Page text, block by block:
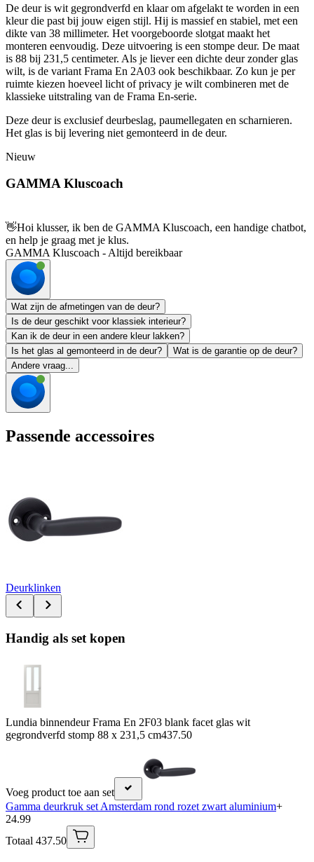
De deur is wit gegrondverfd en klaar om afgelakt te worden in een
kleur die past bij jouw eigen stijl. Hij is massief en stabiel, met een
dikte van 38 millimeter. Het voorgeboorde slotgat maakt het
monteren eenvoudig. Deze uitvoering is een stompe deur. De maat
is 88 bij 231,5 centimeter. Als je liever een dichte deur zonder glas
wilt, is de variant Frama En 2A03 ook beschikbaar. Zo kun je per
ruimte kiezen hoeveel licht of privacy je wilt combineren met de
klassieke uitstraling van de Frama En-serie.
Deze deur is exclusief deurbeslag, paumellegaten en scharnieren.
Het glas is bij levering niet gemonteerd in de deur.
Nieuw
GAMMA Kluscoach
👋Hoi klusser, ik ben de GAMMA Kluscoach, een handige chatbot,
en help je graag met je klus.
GAMMA Kluscoach - Altijd bereikbaar
Wat zijn de afmetingen van de deur?
Is de deur geschikt voor klassiek interieur?
Kan ik de deur in een andere kleur lakken?
Is het glas al gemonteerd in de deur?
Wat is de garantie op de deur?
Andere vraag...
Passende accessoires
Deurklinken
Handig als set kopen
Lundia binnendeur Frama En 2F03 blank facet glas wit
gegrondverfd stomp 88 x 231,5 cm437.50
Voeg product toe aan set
Gamma deurkruk set Amsterdam rond rozet zwart aluminium+
24.99
Totaal 437.50